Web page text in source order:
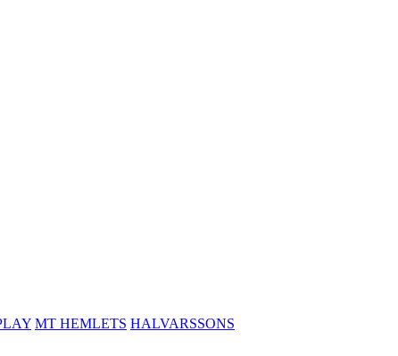
MT HEMLETS HALVARSSONS